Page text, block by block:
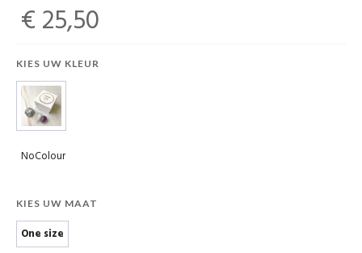
€ 25,50
KIES UW KLEUR
NoColour
KIES UW MAAT
One size